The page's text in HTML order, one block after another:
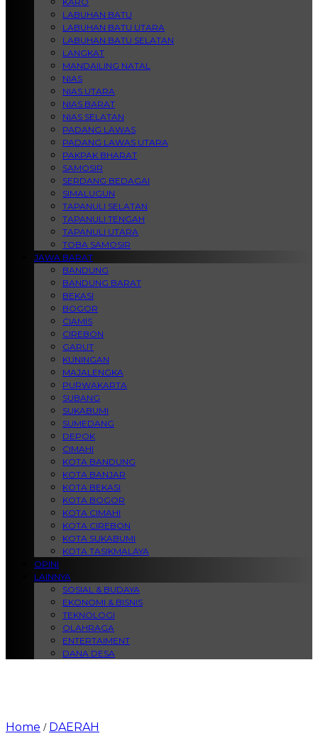
LABUHAN BATU
LABUHAN BATU UTARA
LABUHAN BATU SELATAN
LANGKAT
MANDAILING NATAL
NIAS
NIAS UTARA
NIAS BARAT
NIAS SELATAN
PADANG LAWAS
PADANG LAWAS UTARA
PAKPAK BHARAT
SAMOSIR
SERDANG BEDAGAI
SIMALUGUN
TAPANULI SELATAN
TAPANULI TENGAH
TAPANULI UTARA
TOBA SAMOSIR
JAWA BARAT
BANDUNG
BANDUNG BARAT
BEKASI
BOGOR
CIAMIS
CIREBON
GARUT
KUNINGAN
MAJALENGKA
PURWAKARTA
SUBANG
SUKABUMI
SUMEDANG
DEPOK
CIMAHI
KOTA BANDUNG
KOTA BANJAR
KOTA BEKASI
KOTA BOGOR
KOTA CIMAHI
KOTA CIREBON
KOTA SUKABUMI
KOTA TASIKMALAYA
OPINI
LAINNYA
SOSIAL & BUDAYA
EKONOMI & BISNIS
TEKNOLOGI
OLAHRAGA
ENTERTAIMENT
DANA DESA
Home / DAERAH